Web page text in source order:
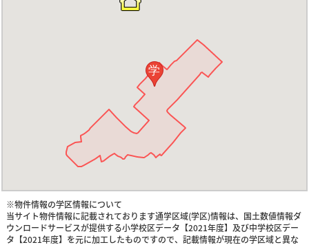
学
※物件情報の学区情報について
当サイト物件情報に記載されております通学区域(学区)情報は、国土数値情報ダ
ウンロードサービスが提供する小学校区データ【2021年度】及び中学校区デー
タ【2021年度】を元に加工したものですので、記載情報が現在の学区域と異な